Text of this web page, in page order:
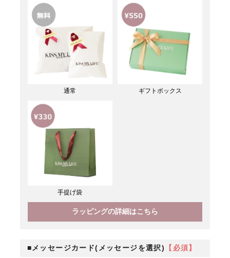
通常 ギフトボックス
手提げ袋
ラッピングの詳細はこちら
■メッセージカード(メッセージを選択) 【必須】